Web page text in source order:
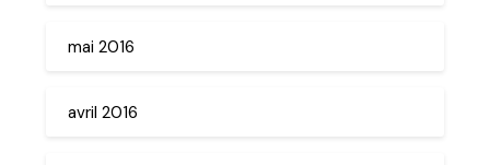
mai 2016
avril 2016